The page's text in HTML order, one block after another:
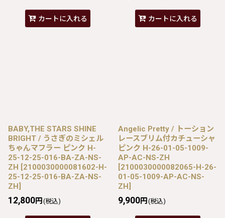
カートに入れる カートに入れる
BABY,THE STARS SHINE
BRIGHT / うさぎのミシェル
ちゃんマフラー ピンク H-
25-12-25-016-BA-ZA-NS-
ZH [2100030000081602-H-
25-12-25-016-BA-ZA-NS-
ZH]
12,800円 (税込)
Angelic Pretty / トーション
レースブリム付カチューシャ
ピンク H-26-01-05-1009-
AP-AC-NS-ZH
[2100030000082065-H-26-
01-05-1009-AP-AC-NS-
ZH]
9,900円 (税込)